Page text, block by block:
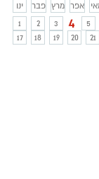
ינו
פבר מרץ אפר
1
2 3 4 5
17
18 19 20 21